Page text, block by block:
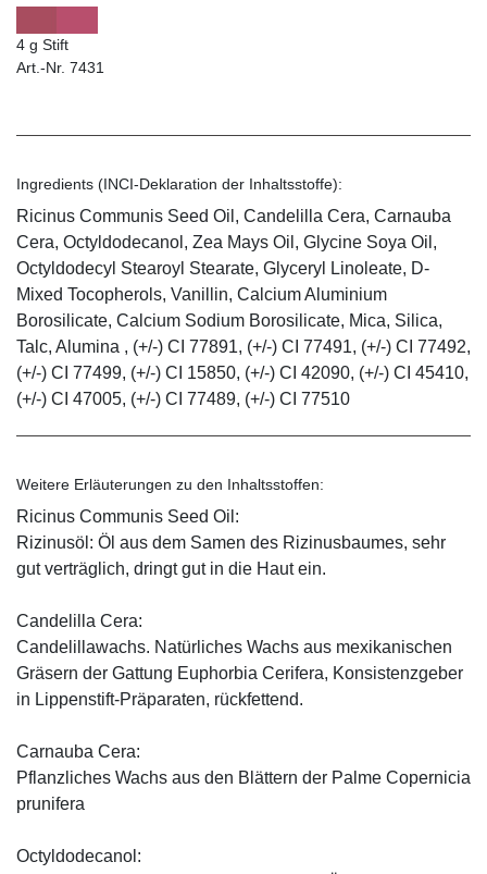
4 g Stift
Art.-Nr. 7431
Ingredients (INCI-Deklaration der Inhaltsstoffe):
Ricinus Communis Seed Oil, Candelilla Cera, Carnauba
Cera, Octyldodecanol, Zea Mays Oil, Glycine Soya Oil,
Octyldodecyl Stearoyl Stearate, Glyceryl Linoleate, D-
Mixed Tocopherols, Vanillin, Calcium Aluminium
Borosilicate, Calcium Sodium Borosilicate, Mica, Silica,
Talc, Alumina , (+/-) CI 77891, (+/-) CI 77491, (+/-) CI 77492,
(+/-) CI 77499, (+/-) CI 15850, (+/-) CI 42090, (+/-) CI 45410,
(+/-) CI 47005, (+/-) CI 77489, (+/-) CI 77510
Weitere Erläuterungen zu den Inhaltsstoffen:
Ricinus Communis Seed Oil:
Rizinusöl: Öl aus dem Samen des Rizinusbaumes, sehr
gut verträglich, dringt gut in die Haut ein.
Candelilla Cera:
Candelillawachs. Natürliches Wachs aus mexikanischen
Gräsern der Gattung Euphorbia Cerifera, Konsistenzgeber
in Lippenstift-Präparaten, rückfettend.
Carnauba Cera:
Pflanzliches Wachs aus den Blättern der Palme Copernicia
prunifera
Octyldodecanol: